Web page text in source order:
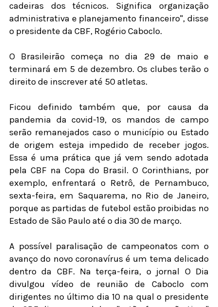
cadeiras dos técnicos. Significa organização
administrativa e planejamento financeiro", disse
o presidente da CBF, Rogério Caboclo.
O Brasileirão começa no dia 29 de maio e
terminará em 5 de dezembro. Os clubes terão o
direito de inscrever até 50 atletas.
Ficou definido também que, por causa da
pandemia da covid-19, os mandos de campo
serão remanejados caso o município ou Estado
de origem esteja impedido de receber jogos.
Essa é uma prática que já vem sendo adotada
pela CBF na Copa do Brasil. O Corinthians, por
exemplo, enfrentará o Retrô, de Pernambuco,
sexta-feira, em Saquarema, no Rio de Janeiro,
porque as partidas de futebol estão proibidas no
Estado de São Paulo até o dia 30 de março.
A possível paralisação de campeonatos com o
avanço do novo coronavírus é um tema delicado
dentro da CBF. Na terça-feira, o jornal O Dia
divulgou vídeo de reunião de Caboclo com
dirigentes no último dia 10 na qual o presidente